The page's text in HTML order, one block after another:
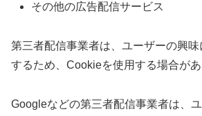
その他の広告配信サービス
第三者配信事業者は、ユーザーの興
するため、Cookieを使用する場合があ
Googleなどの第三者配信事業者は、